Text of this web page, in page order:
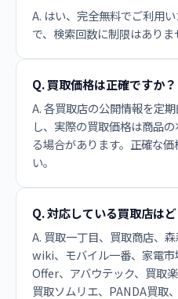
A. はい、完全無料でご利用
で、検索回数に制限はありま
Q. 買取価格は正確ですか？
A. 各買取店の公開情報を定
し、実際の買取価格は商品
る場合があります。正確な
い。
Q. 対応している買取店は
A. 買取一丁目、買取商店、
wiki、モバイル一番、家電
Offer、アバウテック、買取
買取ソムリエ、PANDA買取